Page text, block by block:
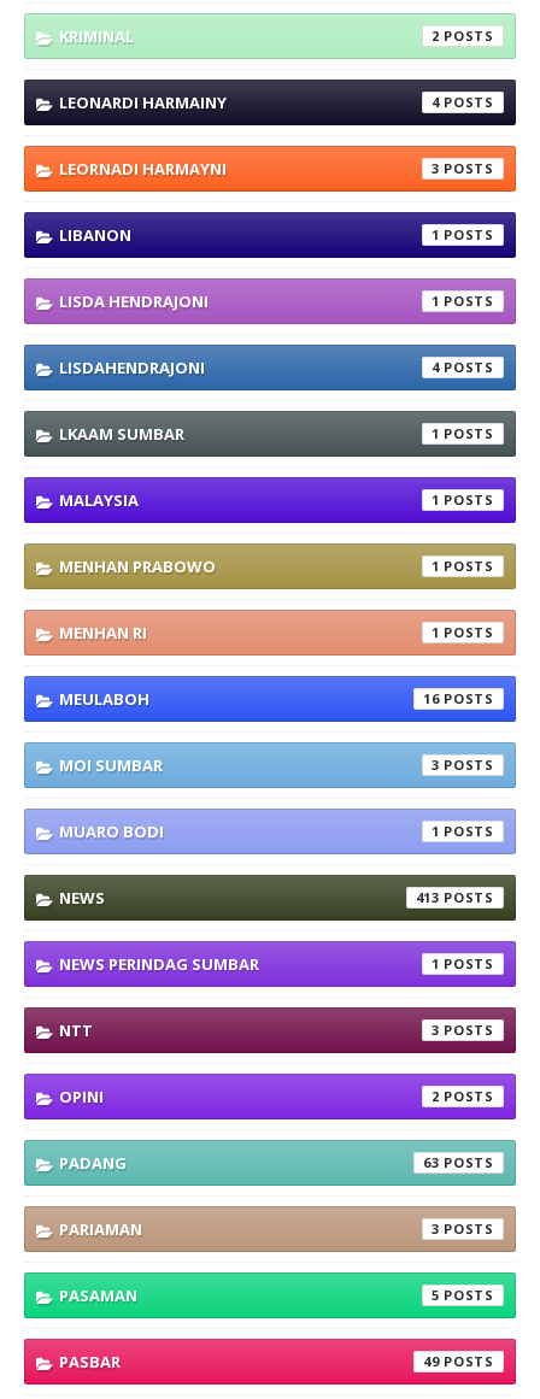
KRIMINAL 2
LEONARDI HARMAINY 4
LEORNADI HARMAYNI 3
LIBANON 1
LISDA HENDRAJONI 1
LISDAHENDRAJONI 4
LKAAM SUMBAR 1
MALAYSIA 1
MENHAN PRABOWO 1
MENHAN RI 1
MEULABOH 16
MOI SUMBAR 3
MUARO BODI 1
NEWS 413
NEWS PERINDAG SUMBAR 1
NTT 3
OPINI 2
PADANG 63
PARIAMAN 3
PASAMAN 5
PASBAR 49